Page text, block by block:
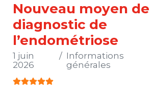
Nouveau moyen de
diagnostic de
l’endométriose
Informations
générales
1 juin
2026
Vote utilisateur: